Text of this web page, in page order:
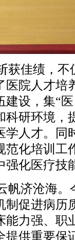
获佳绩，
医院人才培
设，集“
科研环境，
学人才。同
范化培训工
强化医疗技
帆济沧海
制促进病历
能力强、职
提供重要保